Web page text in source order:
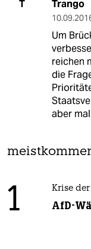
T Trango
Um
reichen
die
aber
1 Krise
AfD-